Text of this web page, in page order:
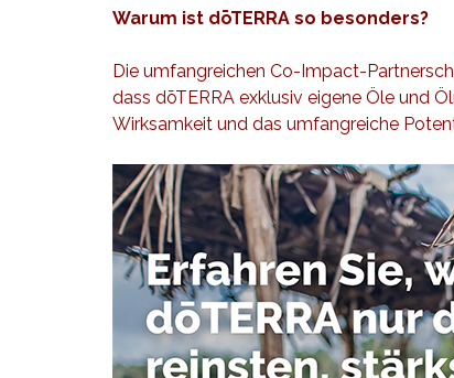
Warum ist dōTERRA so besonders?
Die umfangreichen Co-Impact-
dass dōTERRA exklusiv eigene Öle und
Wirksamkeit und das umfangreiche